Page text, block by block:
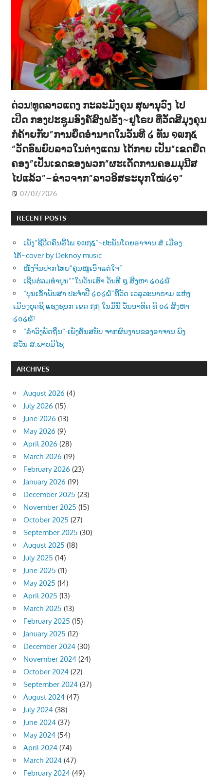
ດ່ວນ!ທູດລາວແດງ ກະລະມັງຄຸນ ສຸພານຸວົງ ໄປ
ເປີດ ກອງປະຊູມອົງຄ໌ສົງຝຣັ່ງ~ຢູໂຣບ ທີ່ວັດສີມຸງຄຸນ
ກໍຄ້າຍກັບ”ການຍຶດອຳນາດໃນວັນທີ ໒ ທັນ ໑໙໗໕
“ວັດອົພຍົບລາວໃນຕ່າງແດນ ໄດ້ກາຍ ເປັນ”ເຂດຍືດ
ຄອງ”ເປັນເຂດຂອງພວກ”ຜະເດັດການຄອມມຸນີສ
ໄປແລ້ວ”~ຂ່າວຈາກ”ລາວອິສຣະຍຸກໃໝ່໒໑”
07/07/2026
RECENT POSTS
ເພັງ”ຊີວີດຄົນລີ້ໄພ ໑໙໗໕”~ປະພັນໂດຍອາຈານ ສໍ.ເມືອງ
ໄຕ້~cover by Deknoy music
ໜັງຈີນປາກໄທຍ”ຄຸນໜູເອົາແຕ່ໃຈ”
ເຊີນຮ່ວມທຳບຸນ””ໃນວັນເສົາ ວັນທີ ໘ ສີງຫາ ໒໐໒໖
“ບຸນເຂົ້າພັນສາ ປະຈຳປີ ໒໐໒໖”ທີ່ວັດ ເວລຸວະນາຣາມ ແຫ່ງ
ເມືອງບຸດຊີ ແຊງຊອກ ເຂດ ໗໗ ໃນມື້ນີ້ ວັນອາທີດ ທີ ໐໒ ສີງຫາ
໒໐໒໖!
“ລຳວົງພັດຖິ່ນ“-ເພັງຕົ້ນສບັບ ຈາກຜົນງານຂອງອາຈານ ພົງ
ສວັນ ສ.ພາບມີໄຊ
ARCHIVES
August 2026 (4)
July 2026 (15)
June 2026 (13)
May 2026 (9)
April 2026 (28)
March 2026 (19)
February 2026 (23)
January 2026 (19)
December 2025 (23)
November 2025 (15)
October 2025 (27)
September 2025 (30)
August 2025 (18)
July 2025 (14)
June 2025 (11)
May 2025 (14)
April 2025 (13)
March 2025 (13)
February 2025 (15)
January 2025 (12)
December 2024 (30)
November 2024 (24)
October 2024 (22)
September 2024 (37)
August 2024 (47)
July 2024 (38)
June 2024 (37)
May 2024 (54)
April 2024 (74)
March 2024 (47)
February 2024 (49)